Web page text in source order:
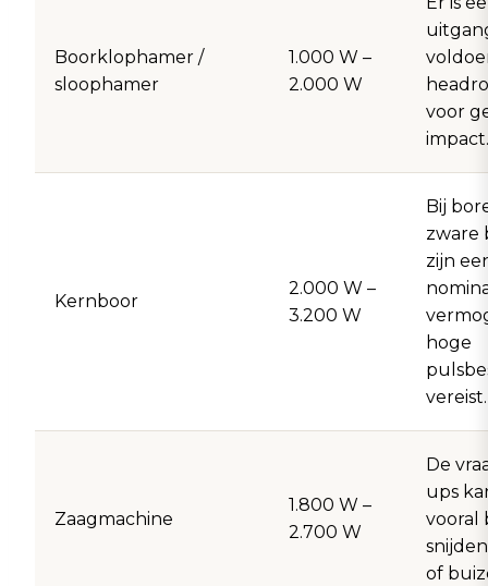
Boorklophamer /
sloophamer
1.000 W –
2.000 W
voor
impact.
Kernboor
2.000 W –
3.200 W
Bij
zware
zijn
hoge
vereist.
Zaagmachine
1.800 W –
2.700 W
De
ups
vooral
of